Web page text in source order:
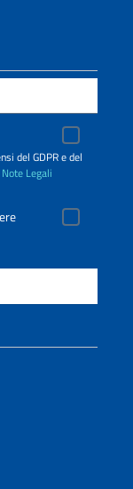
del GDPR e del
Note Legali